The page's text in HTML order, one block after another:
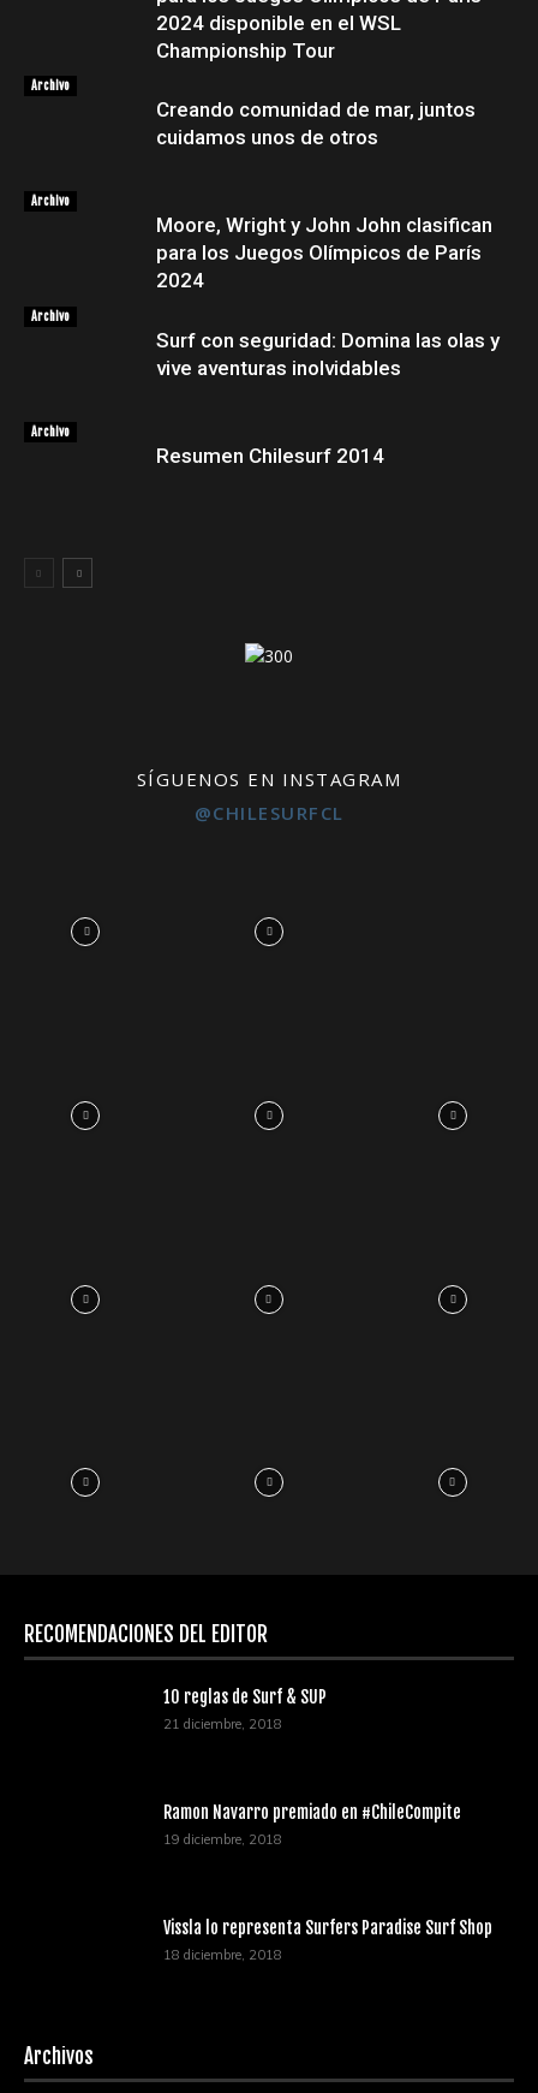
2024 disponible en el WSL
Championship Tour
Archivo
Creando comunidad de mar, juntos
cuidamos unos de otros
Archivo
Moore, Wright y John John clasifican
para los Juegos Olímpicos de París
2024
Archivo
Surf con seguridad: Domina las olas y
vive aventuras inolvidables
Archivo
Resumen Chilesurf 2014
SÍGUENOS EN INSTAGRAM
@CHILESURFCL
RECOMENDACIONES DEL EDITOR
10 reglas de Surf & SUP
21 diciembre, 2018
Ramon Navarro premiado en #ChileCompite
19 diciembre, 2018
Vissla lo representa Surfers Paradise Surf Shop
18 diciembre, 2018
Archivos